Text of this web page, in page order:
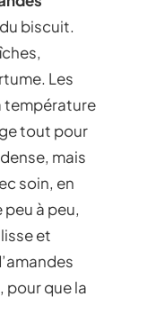
biscuit.
Les
température
tout pour
mais
soin, en
à peu,
et
pour que la